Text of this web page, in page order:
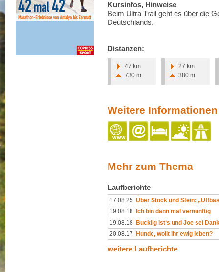
Kursinfos, Hinweise
Beim Ultra Trail geht es über die
Deutschlands.
Distanzen:
47 km
730 m
27 km
380 m
Weitere Informationen
Mehr zum Thema
Laufberichte
17.08.25 Über Stock und Stein:
19.08.18 Ich bin dann mal vernünftig
19.08.18 Bucklig ist‘s und Joe sei
20.08.17 Hunde, wollt ihr ewig leben?
weitere Laufberichte